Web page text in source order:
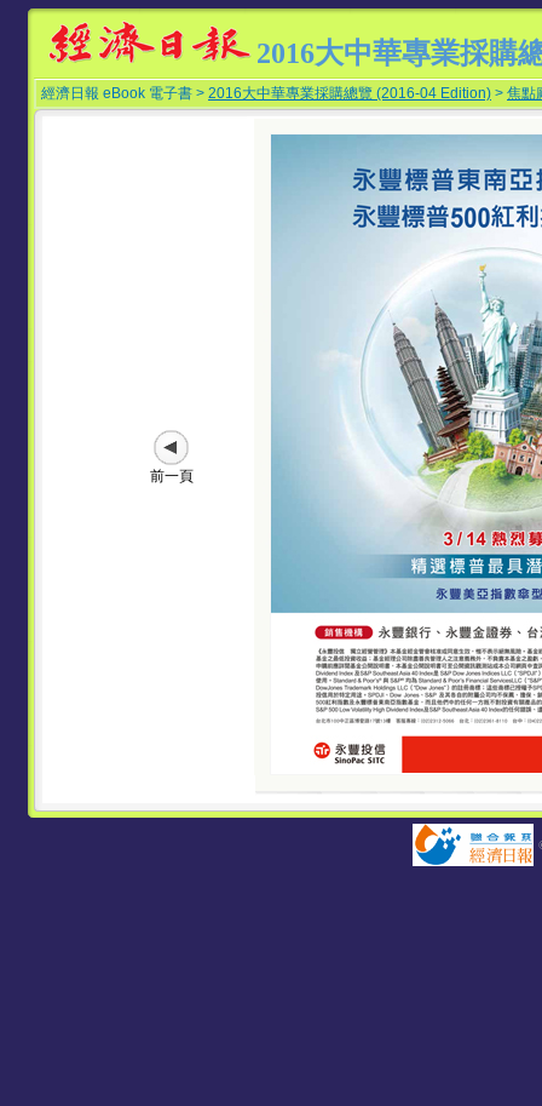
2016大中華專業採購
經濟日報 eBook 電子書 > 2016大中華專業採購總覽 (2016-04 Edition) > 焦點
前一頁